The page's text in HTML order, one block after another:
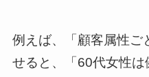
例えば、「顧客属性ご
せると、「60代女性